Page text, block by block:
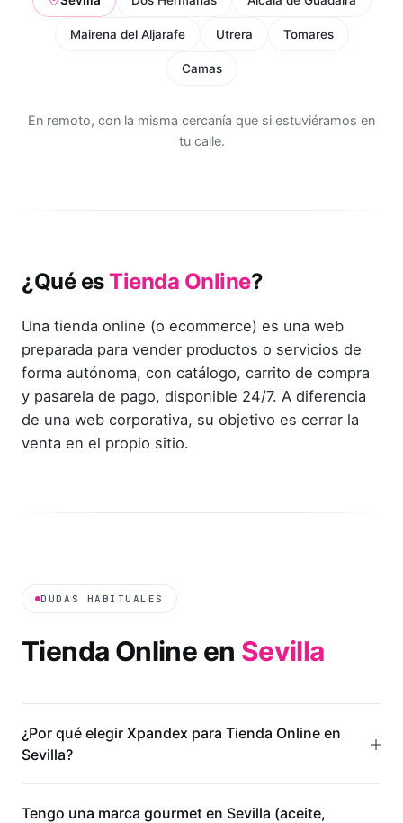
Mairena del Aljarafe Utrera Tomares
Camas
En remoto, con la misma cercanía que si estuviéramos en
tu calle.
¿Qué esTienda Online?
Una tienda online (o ecommerce) es una web
preparada para vender productos o servicios de
forma autónoma, con catálogo, carrito de compra
y pasarela de pago, disponible 24/7. A diferencia
de una web corporativa, su objetivo es cerrar la
venta en el propio sitio.
DUDAS HABITUALES
Tienda Online en Sevilla
¿Por qué elegir Xpandex para Tienda Online en
Sevilla?
Tengo una marca gourmet en Sevilla (aceite,